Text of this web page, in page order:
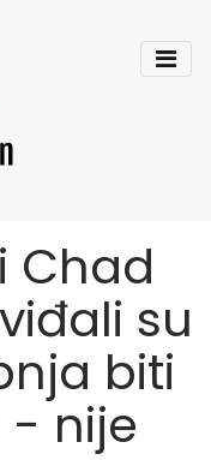
Chad
su
biti
- nije